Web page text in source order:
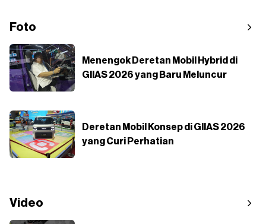
Foto
Menengok Deretan Mobil Hybrid di
GIIAS 2026 yang Baru Meluncur
Deretan Mobil Konsep di GIIAS 2026
yang Curi Perhatian
Video